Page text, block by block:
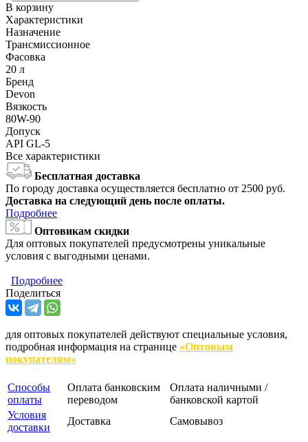
В корзину
Характеристики
Назначение
Трансмиссионное
Фасовка
20 л
Бренд
Devon
Вязкость
80W-90
Допуск
API GL-5
Все характеристики
Бесплатная доставка
По городу доставка осуществляется бесплатно от 2500 руб.
Доставка на следующий день после оплаты.
Подробнее
Оптовикам скидки
Для оптовых покупателей предусмотрены уникальные
условия с выгодными ценами.
Подробнее
Поделиться
для оптовых покупателей действуют специальные условия,
подробная информация на странице «Оптовым
покупателям»
Способы
оплаты
Оплата банковским
переводом
Оплата наличными /
банковской картой
Условия
доставки
Доставка Самовывоз